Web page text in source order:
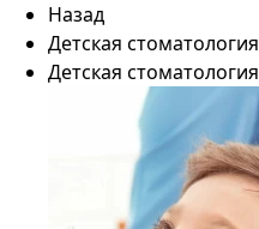
Назад
Детская стоматология
Детская стоматология